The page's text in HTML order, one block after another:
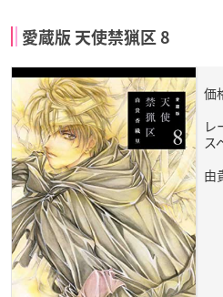
愛蔵版 天使禁猟区 8
価
レ
ス
由